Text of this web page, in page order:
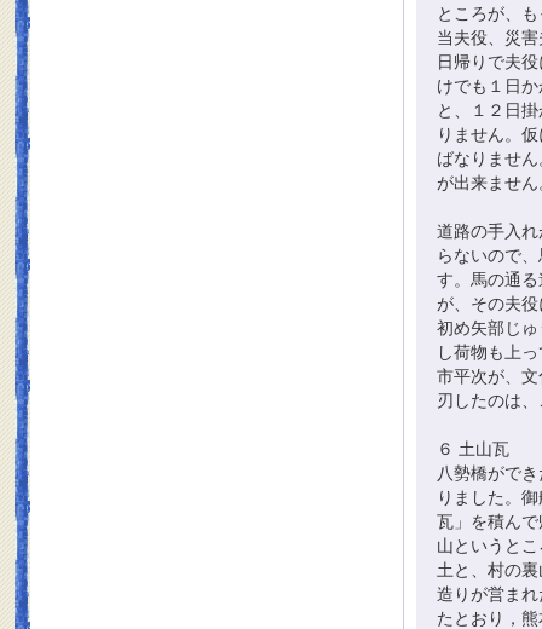
ところが、
当夫役、災
日帰りで夫
けでも１日
と、１２日
りません。
ばなりませ
が出来ません
道路の手入
らないので
す。馬の通
が、その夫
初め矢部じ
し荷物も上
市平次が、
刃したのは
６ 土山瓦
八勢橋がで
りました。
瓦」を積ん
山というと
土と、村の
造りが営ま
たとおり，